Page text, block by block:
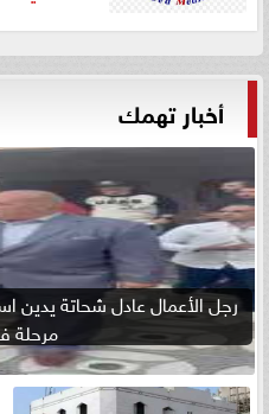
أخبار تهمك
رجل الأعمال عادل شحاتة يدين
مرحلة